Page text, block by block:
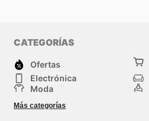
CATEGORÍAS
Ofertas
Electrónica
Moda
Deportes
Más categorías